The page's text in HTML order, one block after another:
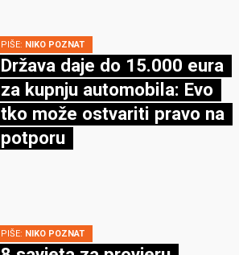
PIŠE: NIKO POZNAT
Država daje do 15.000 eura
za kupnju automobila: Evo
tko može ostvariti pravo na
potporu
PIŠE: NIKO POZNAT